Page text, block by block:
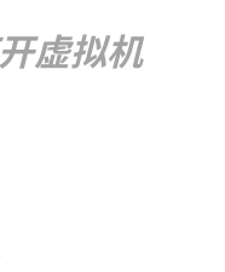
虚拟机